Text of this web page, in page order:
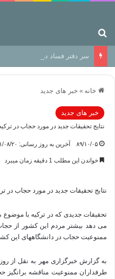
سر دفتر فساد در زمین‌، دوری
خانه » خبر های جدید
خبر های جدید
نتايج تحقيقات جديد در مورد حجاب در
۸۹/۱۰/۰۵ آخرین به روز رسانی: ۹۱/۰۸/۲۰
خواندن این مطلب 1 دقیقه زمان میبرد
نتايج تحقيقات جديد در مورد حجاب در
تحقیقات جدیدی که در ترکیه با
ممنوعیت حجاب در دانشگاههای این
به گزارش خبرگزاری مهر به نقل از
طرفداران ممنوعیت مناقشه برانگیز